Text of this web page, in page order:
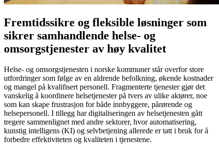
Fremtidssikre og fleksible løsninger som
sikrer samhandlende helse- og
omsorgstjenester av høy kvalitet
Helse- og omsorgstjenesten i norske kommuner står overfor store
utfordringer som følge av en aldrende befolkning, økende kostnader
og mangel på kvalifisert personell. Fragmenterte tjenester gjør det
vanskelig å koordinere helsetjenester på tvers av ulike aktører, noe
som kan skape frustrasjon for både innbyggere, pårørende og
helsepersonell. I tillegg har digitaliseringen av helsetjenesten gått
tregere sammenlignet med andre sektorer, hvor automatisering,
kunstig intelligens (KI) og selvbetjening allerede er tatt i bruk for å
forbedre effektiviteten og kvaliteten i tjenestene.